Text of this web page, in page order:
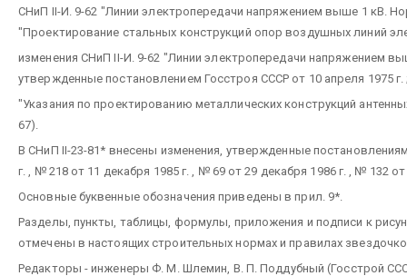
СНиП II-И. 9-62 "Линии электропередачи напряжением выше 1 кВ.
"Проектирование стальных конструкций опор воздушных линий
изменения СНиП II-И. 9-62 "Линии электропередачи напряжением
утвержденные постановлением Госстроя СССР от 10 апреля 1975 г.
"Указания по проектированию металлических конструкций
67).
В СНиП II-23-81* внесены изменения, утвержденные
г. , № 218 от 11 декабря 1985 г. , № 69 от 29 декабря 1986 г. , № 132
Основные буквенные обозначения приведены в прил. 9*.
Разделы, пункты, таблицы, формулы, приложения и подписи к
отмечены в настоящих строительных нормах и правилах
Редакторы - инженеры Ф. М. Шлемин, В. П. Поддубный (Госстрой